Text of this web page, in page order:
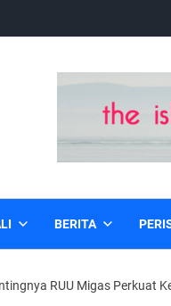
BERITA
RUU Migas Perkuat